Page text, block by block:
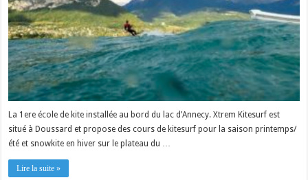
La 1ere école de kite installée au bord du lac d’Annecy. Xtrem Kitesurf est
situé à Doussard et propose des cours de kitesurf pour la saison printemps/
été et snowkite en hiver sur le plateau du …
Lire la suite »